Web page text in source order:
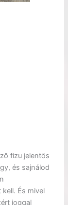
fizu jelentős
és sajnálod
És mivel
joggal